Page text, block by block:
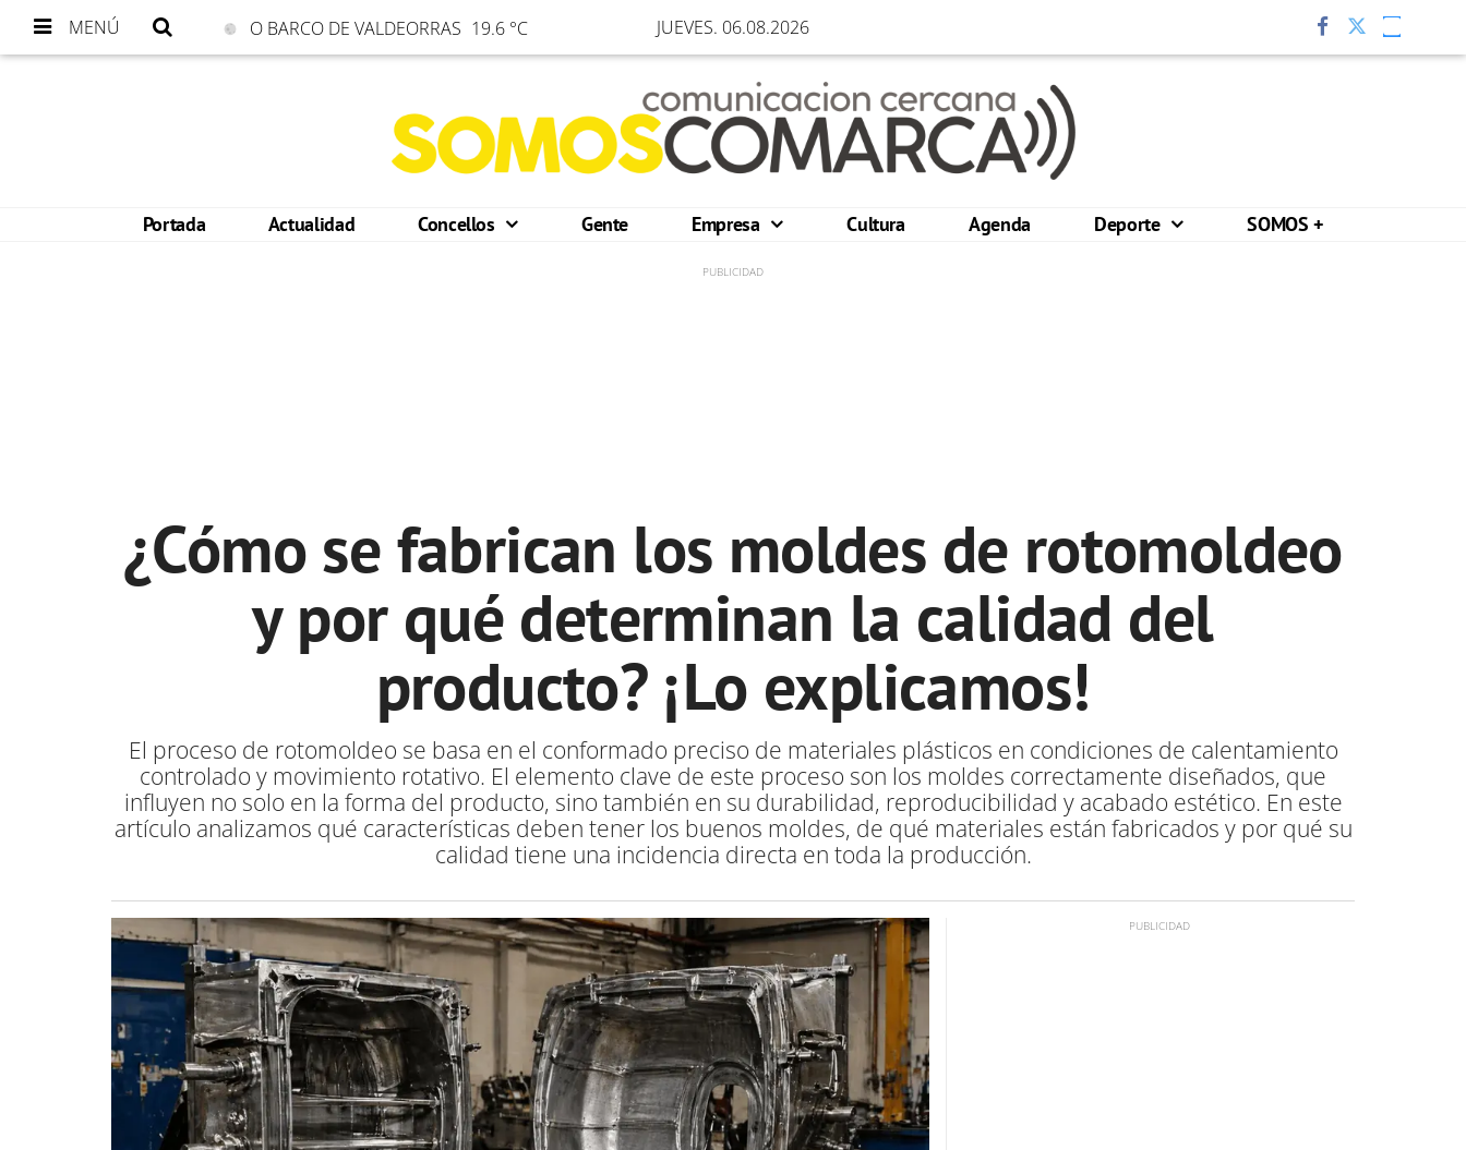
MENÚ O BARCO DE VALDEORRAS 19.6 °C JUEVES. 06.08.2026
Portada Actualidad Concellos Gente Empresa Cultura Agenda Deporte SOMOS +
¿Cómo se fabrican los moldes de rotomoldeo
y por qué determinan la calidad del
producto? ¡Lo explicamos!
El proceso de rotomoldeo se basa en el conformado preciso de materiales plásticos en condiciones de calentamiento
controlado y movimiento rotativo. El elemento clave de este proceso son los moldes correctamente diseñados, que
influyen no solo en la forma del producto, sino también en su durabilidad, reproducibilidad y acabado estético. En este
artículo analizamos qué características deben tener los buenos moldes, de qué materiales están fabricados y por qué su
calidad tiene una incidencia directa en toda la producción.